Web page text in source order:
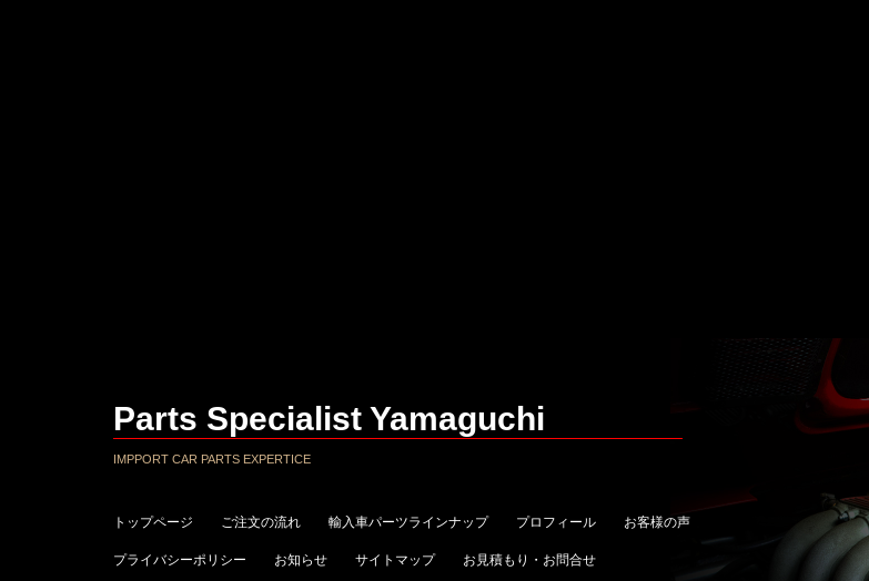
Parts Specialist Yamaguchi
IMPPORT CAR PARTS EXPERTICE
トップページ ご注文の流れ 輸入車パーツラインナップ プロフィール お客様の声
プライバシーポリシー お知らせ サイトマップ お見積もり・お問合せ